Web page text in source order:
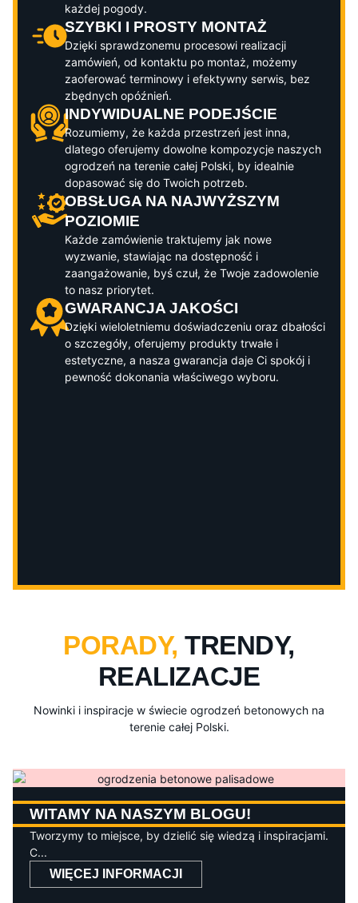
każdej pogody.
SZYBKI I PROSTY MONTAŻ
Dzięki sprawdzonemu procesowi realizacji
zamówień, od kontaktu po montaż, możemy
zaoferować terminowy i efektywny serwis, bez
zbędnych opóźnień.
INDYWIDUALNE PODEJŚCIE
Rozumiemy, że każda przestrzeń jest inna,
dlatego oferujemy dowolne kompozycje naszych
ogrodzeń na terenie całej Polski, by idealnie
dopasować się do Twoich potrzeb.
OBSŁUGA NA NAJWYŻSZYM
POZIOMIE
Każde zamówienie traktujemy jak nowe
wyzwanie, stawiając na dostępność i
zaangażowanie, byś czuł, że Twoje zadowolenie
to nasz priorytet.
GWARANCJA JAKOŚCI
Dzięki wieloletniemu doświadczeniu oraz dbałości
o szczegóły, oferujemy produkty trwałe i
estetyczne, a nasza gwarancja daje Ci spokój i
pewność dokonania właściwego wyboru.
PORADY,TRENDY,
REALIZACJE
Nowinki i inspiracje w świecie ogrodzeń betonowych na
terenie całej Polski.
WITAMY NA NASZYM BLOGU!
Tworzymy to miejsce, by dzielić się wiedzą i inspiracjami.
C...
WIĘCEJ INFORMACJI